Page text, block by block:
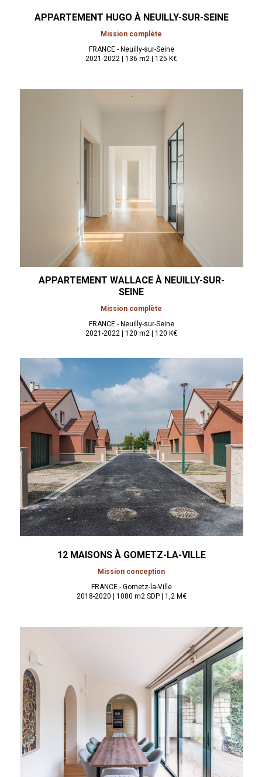
APPARTEMENT HUGO À NEUILLY-SUR-SEINE
Mission complète
FRANCE - Neuilly-sur-Seine
2021-2022 | 136 m2 | 125 K€
APPARTEMENT WALLACE À NEUILLY-SUR-
SEINE
Mission complète
FRANCE - Neuilly-sur-Seine
2021-2022 | 120 m2 | 120 K€
12 MAISONS À GOMETZ-LA-VILLE
Mission conception
FRANCE - Gometz-la-Ville
2018-2020 | 1080 m2 SDP | 1,2 M€